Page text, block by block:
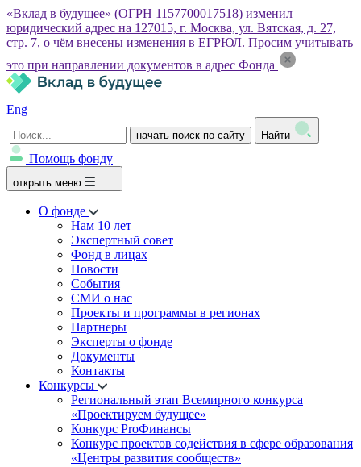
«Вклад в будущее» (ОГРН 1157700017518) изменил
юридический адрес на 127015, г. Москва, ул. Вятская, д. 27,
стр. 7, о чём внесены изменения в ЕГРЮЛ. Просим учитывать
это при направлении документов в адрес Фонда
Eng
начать поиск по сайту Найти
Помощь фонду
открыть меню
О фонде
Нам 10 лет
Экспертный совет
Фонд в лицах
Новости
События
СМИ о нас
Проекты и программы в регионах
Партнеры
Эксперты о фонде
Документы
Контакты
Конкурсы
Региональный этап Всемирного конкурса
«Проектируем будущее»
Конкурс ProФинансы
Конкурс проектов содействия в сфере образования
«Центры развития сообществ»